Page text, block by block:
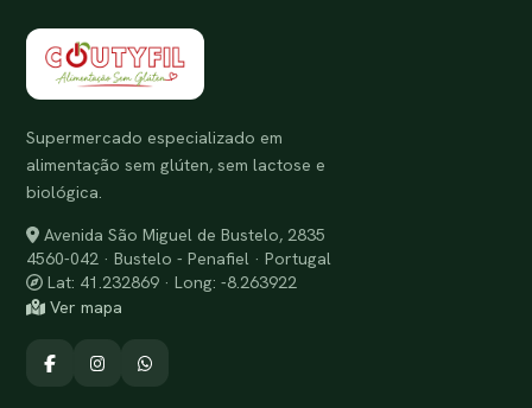
Supermercado especializado em
alimentação sem glúten, sem lactose e
biológica.
Avenida São Miguel de Bustelo, 2835
4560-042 · Bustelo - Penafiel · Portugal
Lat: 41.232869 · Long: -8.263922
Ver mapa